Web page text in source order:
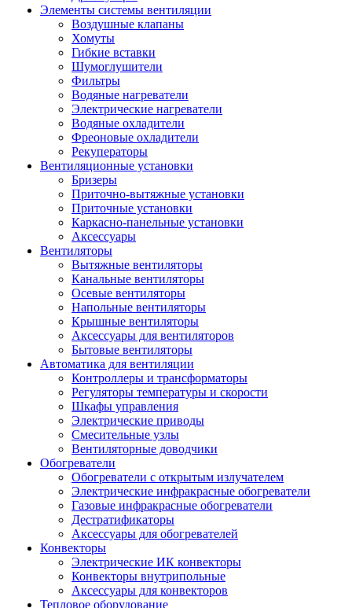
Элементы системы вентиляции
Воздушные клапаны
Хомуты
Гибкие вставки
Шумоглушители
Фильтры
Водяные нагреватели
Электрические нагреватели
Водяные охладители
Фреоновые охладители
Рекуператоры
Вентиляционные установки
Бризеры
Приточно-вытяжные установки
Приточные установки
Каркасно-панельные установки
Аксессуары
Вентиляторы
Вытяжные вентиляторы
Канальные вентиляторы
Осевые вентиляторы
Напольные вентиляторы
Крышные вентиляторы
Аксессуары для вентиляторов
Бытовые вентиляторы
Автоматика для вентиляции
Контроллеры и трансформаторы
Регуляторы температуры и скорости
Шкафы управления
Электрические приводы
Смесительные узлы
Вентиляторные доводчики
Обогреватели
Обогреватели с открытым излучателем
Электрические инфракрасные обогреватели
Газовые инфракрасные обогреватели
Дестратификаторы
Аксессуары для обогревателей
Конвекторы
Электрические ИК конвекторы
Конвекторы внутрипольные
Аксессуары для конвекторов
Тепловое оборудование